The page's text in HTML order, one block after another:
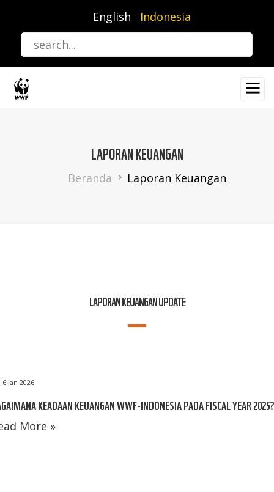
utama
English Indonesia
LAPORAN KEUANGAN
Breadcrumb
Beranda Laporan Keuangan
LAPORAN KEUANGAN UPDATE
6 Jan 2026
KEADAAN KEUANGAN WWF-INDONESIA PADA FISCAL YEAR 2025?
More »